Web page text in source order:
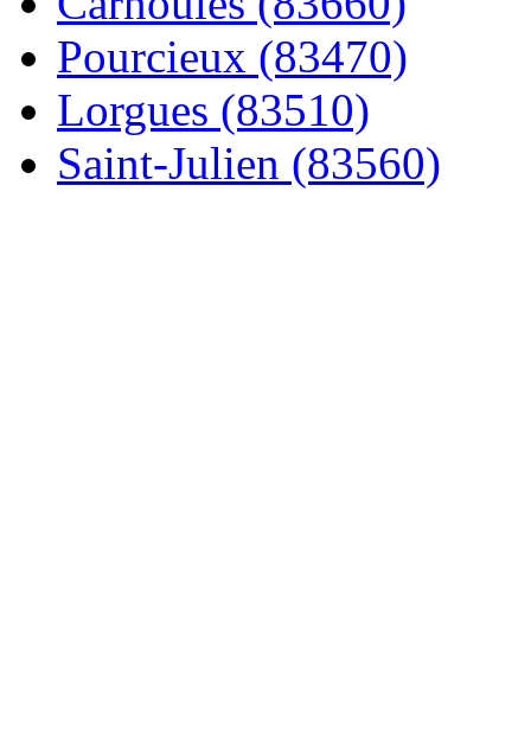
Pourcieux (83470)
Lorgues (83510)
Saint-Julien (83560)